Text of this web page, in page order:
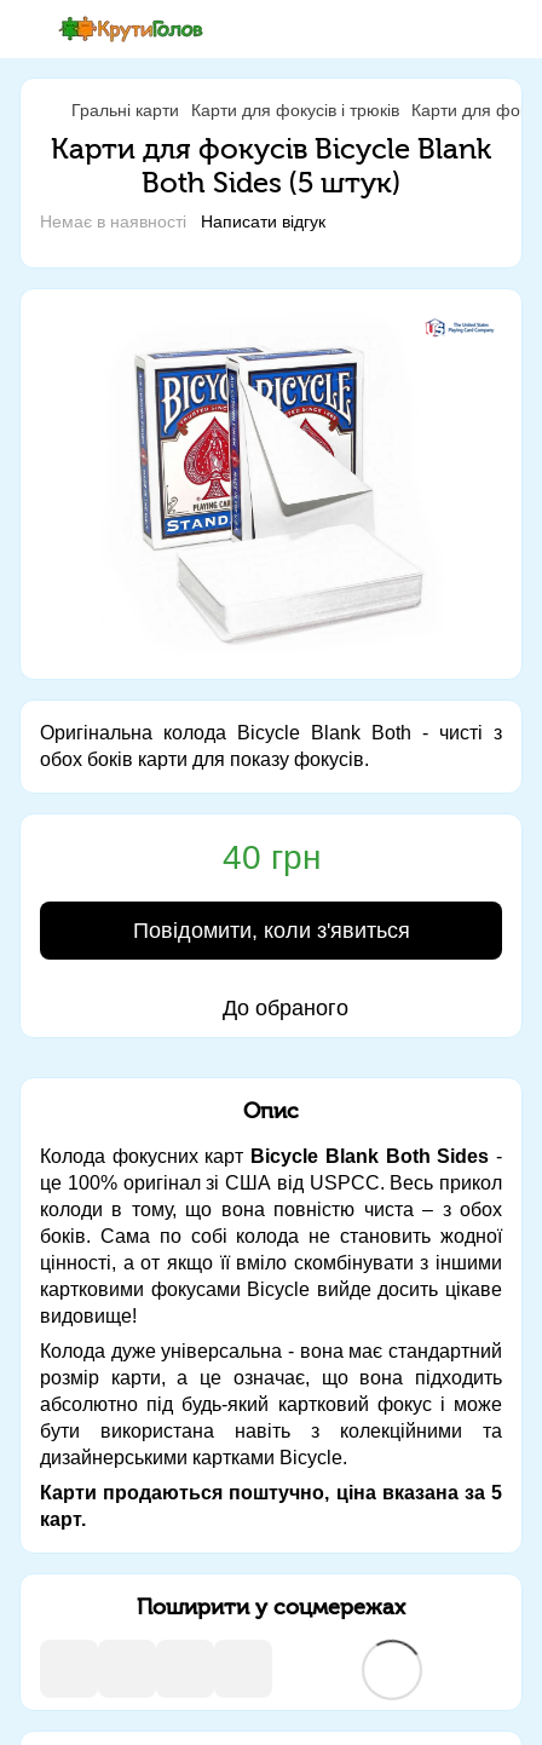
Гральні карти Карти для фокусів і трюків Карти для
Карти для фокусів Bicycle Blank
Both Sides (5 штук)
Немає в наявності Написати відгук
Оригінальна колода Bicycle Blank Both - чисті з
обох боків карти для показу фокусів.
40 грн
Повідомити, коли з'явиться
До обраного
Опис
Колода фокусних карт Bicycle Blank Both Sides -
це 100% оригінал зі США від USPCC. Весь прикол
колоди в тому, що вона повністю чиста – з обох
боків. Сама по собі колода не становить жодної
цінності, а от якщо її вміло скомбінувати з іншими
картковими фокусами Bicycle вийде досить цікаве
видовище!
Колода дуже універсальна - вона має стандартний
розмір карти, а це означає, що вона підходить
абсолютно під будь-який картковий фокус і може
бути використана навіть з колекційними та
дизайнерськими картками Bicycle.
Карти продаються поштучно, ціна вказана за 5
карт.
Поширити у соцмережах